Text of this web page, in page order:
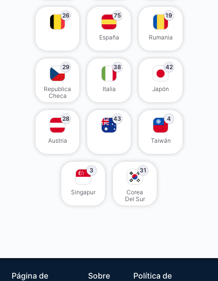
26 75
España
19
Rumania
29
Republica
Checa
38
Italia
42
Japón
28
Austria
43 4
Taiwán
3
Singapur
31
Corea
Del Sur
Página de Sobre Política de